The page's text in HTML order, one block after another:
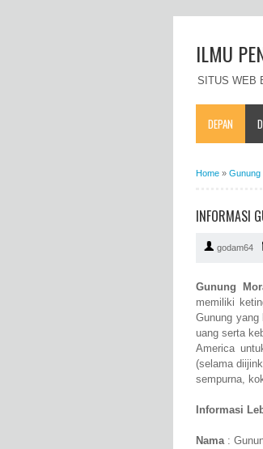
ILMU
SITUS WEB
DEPAN
Home » Gunung
INFORMASI
godam64
Gunung
memiliki
Gunung
uang serta
America
(selama
sempurna,
Informasi
Nama: